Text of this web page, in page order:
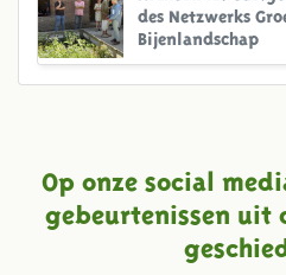
des Netzwerks
Bijenlandschap
Op onze social
gebeurtenissen uit